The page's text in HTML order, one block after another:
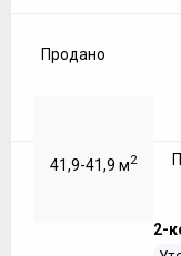
Продано
41,9-41,9 м2
2-